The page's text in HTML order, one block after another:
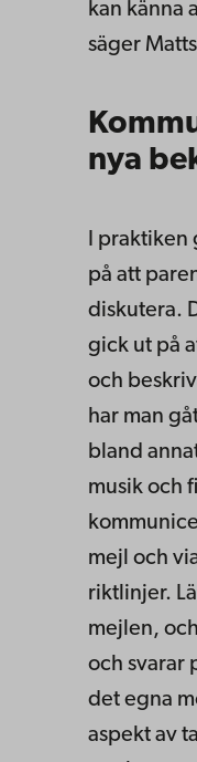
kan känna
säger
nya
I
på att
diskutera.
gick ut på
och
har man
bland
musik och
mejl och
riktlinjer.
mejlen,
och svarar
det egna
aspekt av